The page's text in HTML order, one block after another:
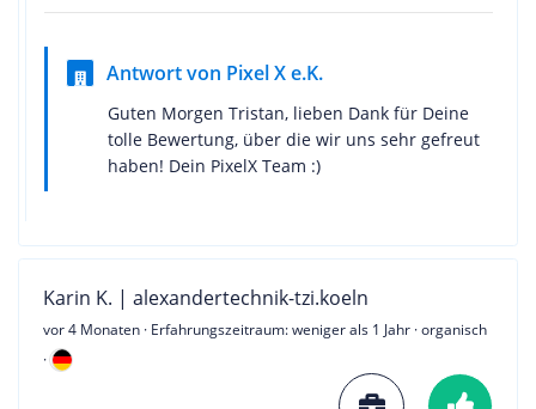
Antwort von Pixel X e.K.
Guten Morgen Tristan, lieben Dank für Deine
tolle Bewertung, über die wir uns sehr gefreut
haben! Dein PixelX Team :)
Karin K. | alexandertechnik-tzi.koeln
vor 4 Monaten · Erfahrungszeitraum: weniger als 1 Jahr · organisch
·